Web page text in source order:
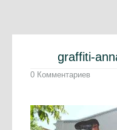
graffiti-
0 Комментариев